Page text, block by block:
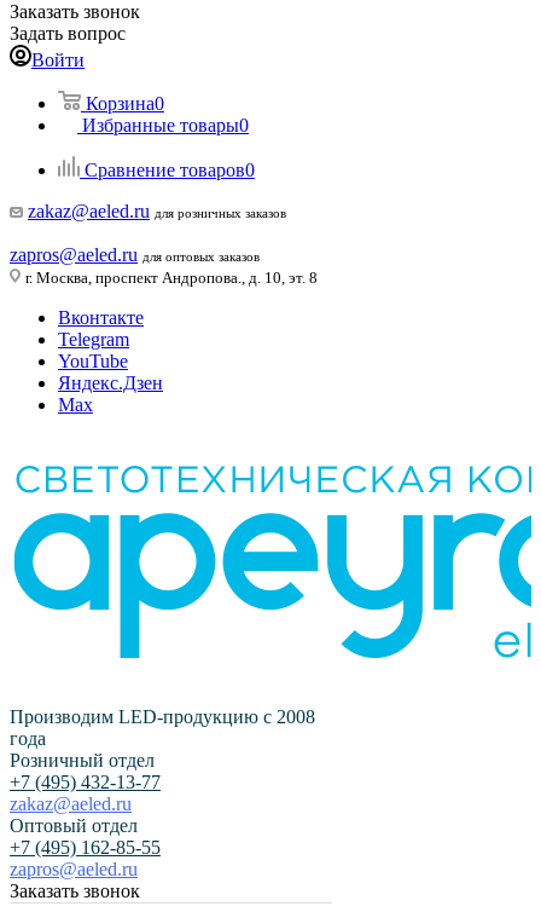
Заказать звонок
Задать вопрос
Войти
Корзина0
Избранные товары0
Сравнение товаров0
zakaz@aeled.ru для розничных заказов
zapros@aeled.ru для оптовых заказов
г. Москва, проспект Андропова., д. 10, эт. 8
Вконтакте
Telegram
YouTube
Яндекс.Дзен
Max
Производим LED-продукцию с 2008
года
Розничный отдел
+7 (495) 432-13-77
zakaz@aeled.ru
Оптовый отдел
+7 (495) 162-85-55
zapros@aeled.ru
Заказать звонок